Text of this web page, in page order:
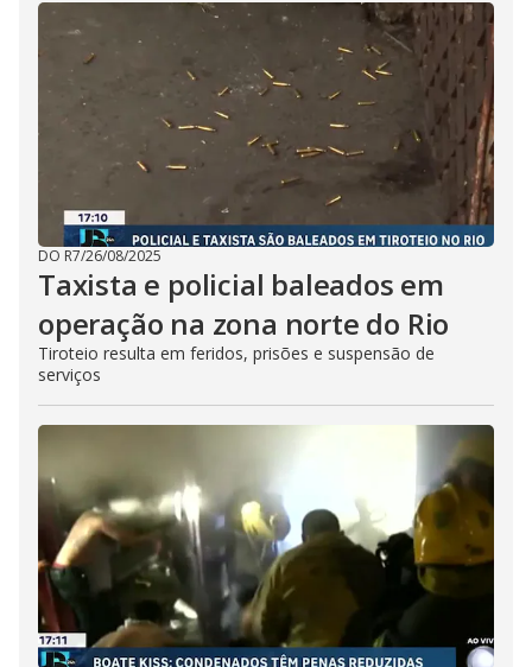
DO R7/26/08/2025
Taxista e policial baleados em
operação na zona norte do Rio
Tiroteio resulta em feridos, prisões e suspensão de
serviços